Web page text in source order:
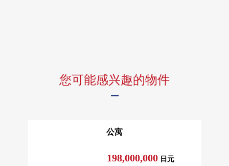
您可能感兴趣的物件
公寓
198,000,000 日元